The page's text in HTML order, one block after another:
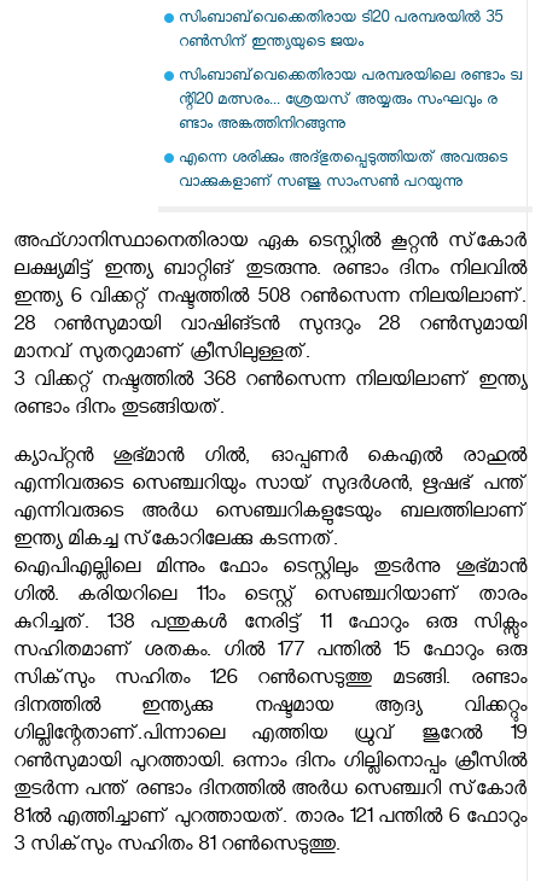
സിംബാബ്‌വെക്കെതിരായ ടി20 പരമ്പരയിൽ 35
റണ്‍സിന് ഇന്ത്യയുടെ ജയം
സിം​ബാ​ബ്​‍വെ​ക്കെ​തി​രാ​യ പ​ര​മ്പ​ര​യി​ലെ ര​ണ്ടാം ട്വ​
ന്റി20 മ​ത്സ​രം... ശ്രേ​യ​സ് അ​യ്യ​രും സം​ഘ​വും ര​
ണ്ടാം അ​ങ്ക​ത്തി​നി​റ​ങ്ങു​ന്നു
എന്നെ ശരിക്കും അദ്ഭുതപ്പെടുത്തിയത് അവരുടെ
വാക്കുകളാണ് സഞ്ജു സാംസണ്‍ പറയുന്നു
അഫ്ഗാനിസ്ഥാനെതിരായ ഏക ടെസ്റ്റിൽ കൂറ്റൻ സ്‌കോർ
ലക്ഷ്യമിട്ട് ഇന്ത്യ ബാറ്റിങ് തുടരുന്നു. രണ്ടാം ദിനം നിലവിൽ
ഇന്ത്യ 6 വിക്കറ്റ് നഷ്ടത്തിൽ 508 റൺസെന്ന നിലയിലാണ്.
28 റൺസുമായി വാഷിങ്ടൻ സുന്ദറും 28 റൺസുമായി
മാനവ് സുതറുമാണ് ക്രീസിലുള്ളത്.
3 വിക്കറ്റ് നഷ്ടത്തിൽ 368 റൺസെന്ന നിലയിലാണ് ഇന്ത്യ
രണ്ടാം ദിനം തുടങ്ങിയത്.
ക്യാപ്റ്റൻ ശുഭ്മാൻ ഗിൽ, ഓപ്പണർ കെഎൽ രാഹുൽ
എന്നിവരുടെ സെഞ്ച്വറിയും സായ് സുദർശൻ, ഋഷഭ് പന്ത്
എന്നിവരുടെ അർധ സെഞ്ച്വറികളുടേയും ബലത്തിലാണ്
ഇന്ത്യ മികച്ച സ്‌കോറിലേക്കു കടന്നത്.
ഐപിഎല്ലിലെ മിന്നും ഫോം ടെസ്റ്റിലും തുടർന്നു ശുഭ്മാൻ
ഗിൽ. കരിയറിലെ 11ാം ടെസ്റ്റ് സെഞ്ച്വറിയാണ് താരം
കുറിച്ചത്. 138 പന്തുകൾ നേരിട്ട് 11 ഫോറും ഒരു സിക്സും
സഹിതമാണ് ശതകം. ഗിൽ 177 പന്തിൽ 15 ഫോറും ഒരു
സിക്‌സും സഹിതം 126 റൺസെടുത്തു മടങ്ങി. രണ്ടാം
ദിനത്തിൽ ഇന്ത്യക്കു നഷ്ടമായ ആദ്യ വിക്കറ്റും
ഗില്ലിന്റേതാണ്.പിന്നാലെ എത്തിയ ധ്രുവ് ജുറേൽ 19
റൺസുമായി പുറത്തായി. ഒന്നാം ദിനം ഗില്ലിനൊപ്പം ക്രീസിൽ
തുടർന്ന പന്ത് രണ്ടാം ദിനത്തിൽ അർധ സെഞ്ച്വറി സ്‌കോർ
81ൽ എത്തിച്ചാണ് പുറത്തായത്. താരം 121 പന്തിൽ 6 ഫോറും
3 സിക്‌സും സഹിതം 81 റൺസെടുത്തു.